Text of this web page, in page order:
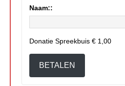
Naam::
Donatie Spreekbuis € 1,00
BETALEN